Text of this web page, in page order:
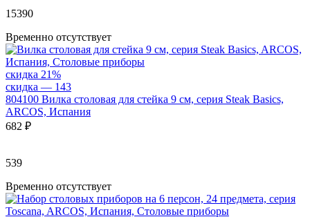
15390
Временно отсутствует
скидка 21%
скидка — 143
804100 Вилка столовая для стейка 9 см, серия Steak Basics,
ARCOS, Испания
682 ₽
539
Временно отсутствует